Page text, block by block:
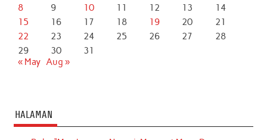
8
9 10 11 12 13
14
15
16 17 18 19 20
21
22
23 24 25 26 27
28
29
30
31
« May Aug »
HALAMAN